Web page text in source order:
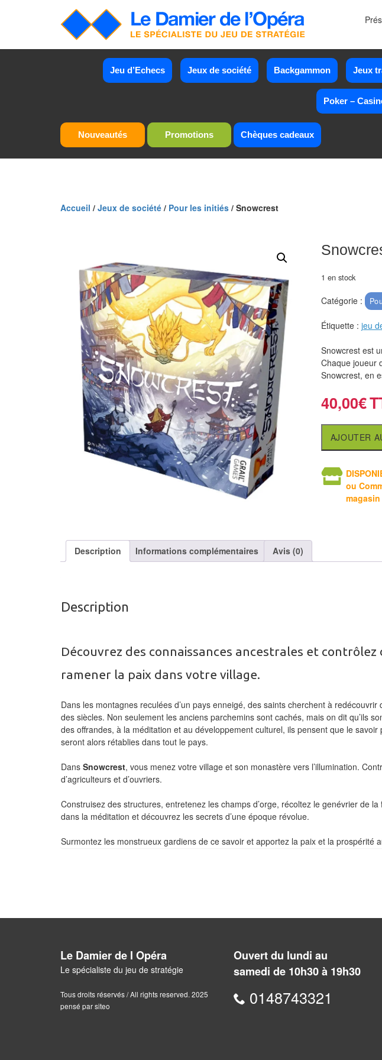
Jeu d’Echecs Jeux de société Backgammon Jeux
Poker –
Nouveautés Promotions Chèques cadeaux
Accueil / Jeux de société / Pour les initiés / Snowcrest
1 en stock
Catégorie :
Étiquette : jeu
Snowcrest est
Chaque joueur
Snowcrest, en
40,00€
AJOUTER
ou
magasin
Description Informations complémentaires Avis (0)
Description
Découvrez des connaissances ancestrales et
ramener la paix dans votre village.
Dans les montagnes reculées d’un pays enneigé, des saints cherchent à
des siècles. Non seulement les anciens parchemins sont cachés, mais on dit qu’ils
des offrandes, à la méditation et au développement culturel, ils pensent que le
seront alors rétablies dans tout le pays.
Dans Snowcrest, vous menez votre village et son monastère vers l’illumination.
d’agriculteurs et d’ouvriers.
Construisez des structures, entretenez les champs d’orge, récoltez le genévrier de
dans la méditation et découvrez les secrets d’une époque révolue.
Surmontez les monstrueux gardiens de ce savoir et apportez la paix et la prospérité
Le Damier de l Opéra
Le spécialiste du jeu de stratégie
Tous droits réservés / All rights reserved. 2025
pensé par siteo
Ouvert du lundi au
samedi de 10h30 à 19h30
0148743321